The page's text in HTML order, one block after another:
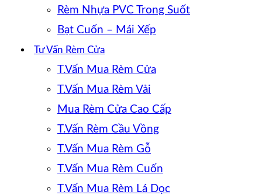
Rèm Nhựa PVC Trong Suốt
Bạt Cuốn – Mái Xếp
Tư Vấn Rèm Cửa
T.Vấn Mua Rèm Cửa
T.Vấn Mua Rèm Vải
Mua Rèm Cửa Cao Cấp
T.Vấn Rèm Cầu Vồng
T.Vấn Mua Rèm Gỗ
T.Vấn Mua Rèm Cuốn
T.Vấn Mua Rèm Lá Dọc